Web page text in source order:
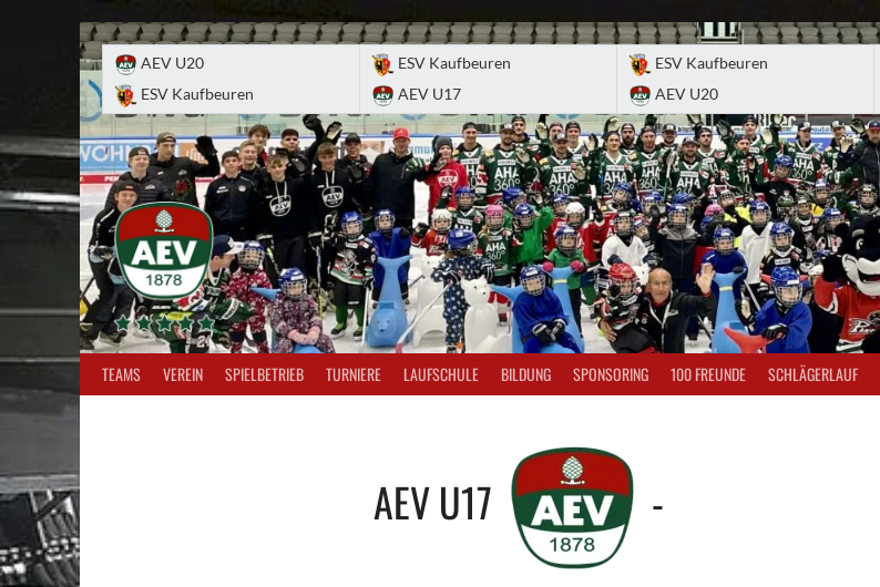
AEV U20
ESV Kaufbeuren
ESV Kaufbeuren
AEV U17
ESV Kaufbeuren
AEV U20
TEAMS VEREIN SPIELBETRIEB TURNIERE LAUFSCHULE BILDUNG SPONSORING 100 FREUNDE SCHLÄGERLAUF
AEV U17
-